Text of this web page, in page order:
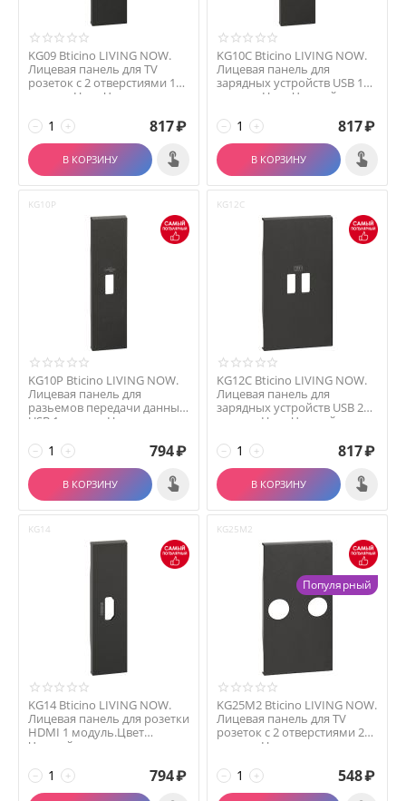
KG09 Bticino LIVING NOW.
Лицевая панель для TV
розеток с 2 отверстиями 1
модуль.Цвет Че...
+
− 817₽
В КОРЗИНУ
KG10C Bticino LIVING NOW.
Лицевая панель для
зарядных устройств USB 1
модуль.Цвет Черный.
+
− 817₽
В КОРЗИНУ
KG10P
KG10P Bticino LIVING NOW.
Лицевая панель для
разьемов передачи данных
USB 1 модуль.Цвет...
+
− 794₽
В КОРЗИНУ
KG12C
KG12C Bticino LIVING NOW.
Лицевая панель для
зарядных устройств USB 2
модуля.Цвет Черный.
+
− 817₽
В КОРЗИНУ
KG14
KG14 Bticino LIVING NOW.
Лицевая панель для розетки
HDMI 1 модуль.Цвет
Черный.
+
− 794₽
KG25M2
Популярный
KG25M2 Bticino LIVING NOW.
Лицевая панель для TV
розеток с 2 отверстиями 2
модуля.Цвет ...
+
− 548₽